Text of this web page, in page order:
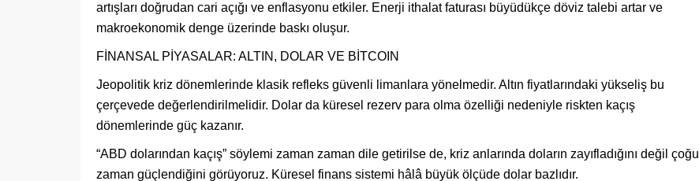
artışları doğrudan cari açığı ve enflasyonu etkiler. Enerji ithalat faturası büyüdükçe döviz talebi artar ve
makroekonomik denge üzerinde baskı oluşur.
FİNANSAL PİYASALAR: ALTIN, DOLAR VE BİTCOIN
Jeopolitik kriz dönemlerinde klasik refleks güvenli limanlara yönelmedir. Altın fiyatlarındaki yükseliş bu
çerçevede değerlendirilmelidir. Dolar da küresel rezerv para olma özelliği nedeniyle riskten kaçış
dönemlerinde güç kazanır.
“ABD dolarından kaçış” söylemi zaman zaman dile getirilse de, kriz anlarında doların zayıfladığını değil çoğu
zaman güçlendiğini görüyoruz. Küresel finans sistemi hâlâ büyük ölçüde dolar bazlıdır.